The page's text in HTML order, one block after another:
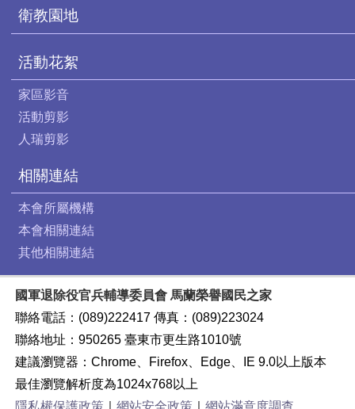
衛教園地
活動花絮
家區影音
活動剪影
人瑞剪影
相關連結
本會所屬機構
本會相關連結
其他相關連結
國軍退除役官兵輔導委員會 馬蘭榮譽國民之家
聯絡電話：(089)222417 傳真：(089)223024
聯絡地址：950265 臺東市更生路1010號
建議瀏覽器：Chrome、Firefox、Edge、IE 9.0以上版本
最佳瀏覽解析度為1024x768以上